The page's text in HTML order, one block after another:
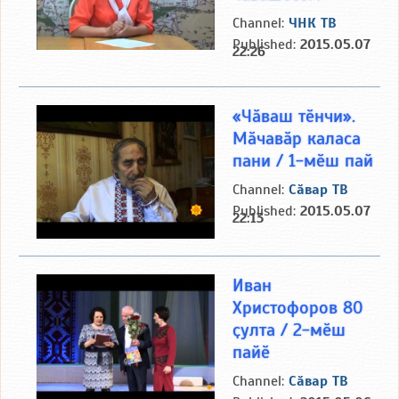
Channel: ЧНК ТВ
Published: 2015.05.07
22:26
«Чӑваш тӗнчи».
Мӑчавӑр каласа
пани / 1-мӗш пай
Channel: Сӑвар ТВ
Published: 2015.05.07
22:13
Иван
Христофоров 80
ҫулта / 2-мӗш
пайӗ
Channel: Сӑвар ТВ